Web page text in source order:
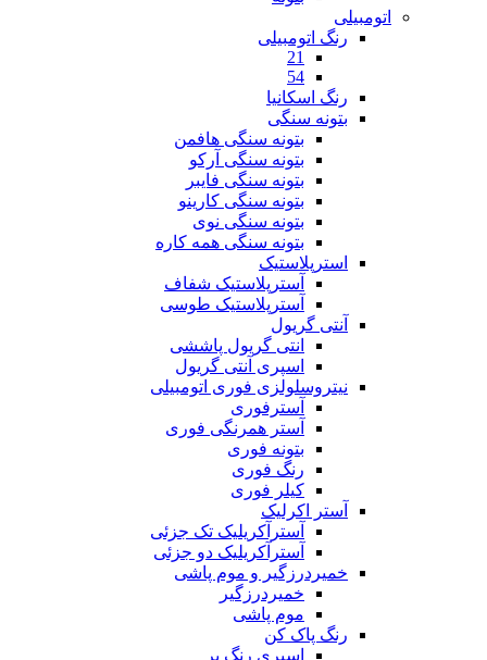
اتومبیلی
رنگ اتومبیلی
21
54
رنگ اسکانیا
بتونه سنگی
بتونه سنگی هافمن
بتونه سنگی آرکو
بتونه سنگی فایبر
بتونه سنگی کارینو
بتونه سنگی نوی
بتونه سنگی همه کاره
استرپلاستیک
آسترپلاستیک شفاف
آسترپلاستیک طوسی
آنتی گریول
انتی گریول پاششی
اسپری آنتی گریول
نیتروسلولزی فوری اتومبیلی
آسترفوری
آستر همرنگی فوری
بتونه فوری
رنگ فوری
کیلر فوری
آستر اکرلیک
آسترآکریلیک تک جزئی
آسترآکریلیک دو جزئی
خمیردرزگیر و موم پاشی
خمیردرزگیر
موم پاشی
رنگ پاک کن
اسپری رنگ بر